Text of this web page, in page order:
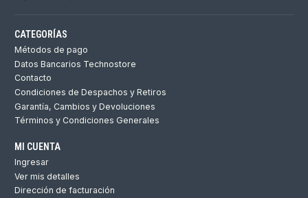
CATEGORÍAS
Métodos de pago
Datos Bancarios Technostore
Contacto
Condiciones de Despachos y Retiros
Garantía, Cambios y Devoluciones
Términos y Condiciones Generales
MI CUENTA
Ingresar
Ver mis detalles
Dirección de facturación